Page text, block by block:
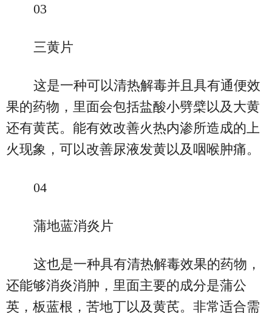
03
三黄片
这是一种可以清热解毒并且具有通便效
果的药物，里面会包括盐酸小劈檗以及大黄
还有黄芪。能有效改善火热内渗所造成的上
火现象，可以改善尿液发黄以及咽喉肿痛。
04
蒲地蓝消炎片
这也是一种具有清热解毒效果的药物，
还能够消炎消肿，里面主要的成分是蒲公
英，板蓝根，苦地丁以及黄芪。非常适合需